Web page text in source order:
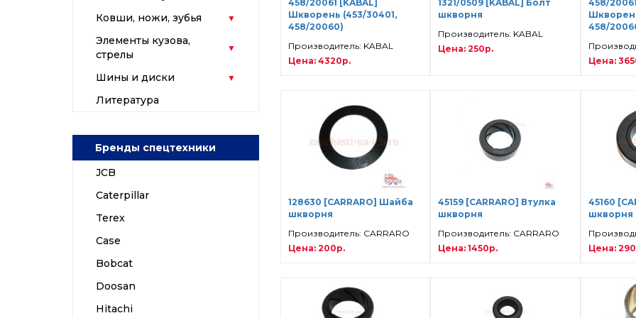
Ковши, ножи, зубья
Элементы кузова,
стрелы
Шины и диски
Литература
Бренды спецтехники
JCB
Caterpillar
Terex
Case
Bobcat
Doosan
Hitachi
458/20061 [KABAL]
Шкворень (453/30401,
458/20060)
Производитель: KABAL
Цена: 4320р.
1321/0509 [KABAL] Болт
шкворня
Производитель: KABAL
Цена: 250р.
458/
458/
Цена:
128630 [CARRARO] Шайба
шкворня
Производитель: CARRARO
Цена: 200р.
45159 [CARRARO] Втулка
шкворня
Производитель: CARRARO
Цена: 1450р.
45160
шкворня
Цена: